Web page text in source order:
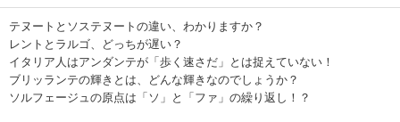
テヌートとソステヌートの違い、わかりますか？
レントとラルゴ、どっちが遅い？
イタリア人はアンダンテが「歩く速さだ」とは捉えていない！
ブリッランテの輝きとは、どんな輝きなのでしょうか？
ソルフェージュの原点は「ソ」と「ファ」の繰り返し！？